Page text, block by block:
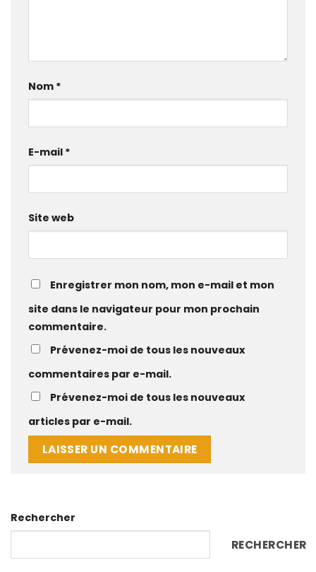
Nom *
E-mail *
Site web
Enregistrer mon nom, mon e-mail et mon
site dans le navigateur pour mon prochain
commentaire.
Prévenez-moi de tous les nouveaux
commentaires par e-mail.
Prévenez-moi de tous les nouveaux
articles par e-mail.
Rechercher
RECHERCHER